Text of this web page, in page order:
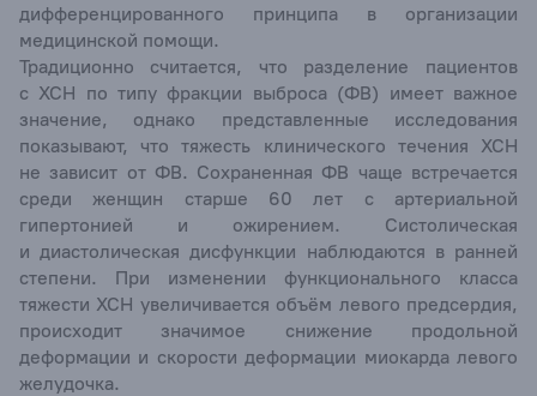
дифференцированного принципа в организации
медицинской помощи.
Традиционно считается, что разделение пациентов
с ХСН по типу фракции выброса (ФВ) имеет важное
значение, однако представленные исследования
показывают, что тяжесть клинического течения ХСН
не зависит от ФВ. Сохраненная ФВ чаще встречается
среди женщин старше 60 лет с артериальной
гипертонией и ожирением. Систолическая
и диастолическая дисфункции наблюдаются в ранней
степени. При изменении функционального класса
тяжести ХСН увеличивается объём левого предсердия,
происходит значимое снижение продольной
деформации и скорости деформации миокарда левого
желудочка.